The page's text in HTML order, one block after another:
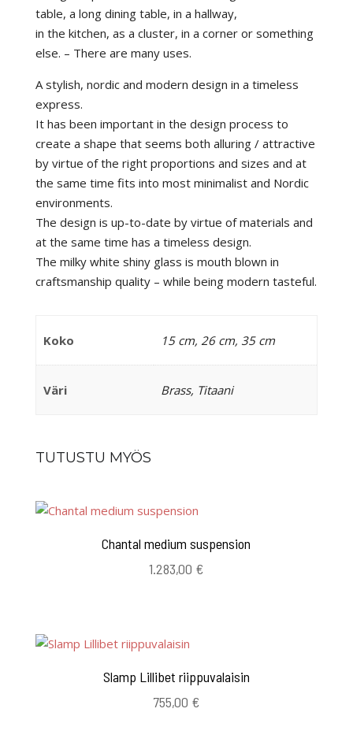
table, a long dining table, in a hallway,
in the kitchen, as a cluster, in a corner or something
else. – There are many uses.
A stylish, nordic and modern design in a timeless
express.
It has been important in the design process to
create a shape that seems both alluring / attractive
by virtue of the right proportions and sizes and at
the same time fits into most minimalist and Nordic
environments.
The design is up-to-date by virtue of materials and
at the same time has a timeless design.
The milky white shiny glass is mouth blown in
craftsmanship quality – while being modern tasteful.
Koko 15 cm, 26 cm, 35 cm
Väri Brass, Titaani
TUTUSTU MYÖS
Chantal medium suspension
1.283,00 €
Slamp Lillibet riippuvalaisin
755,00 €